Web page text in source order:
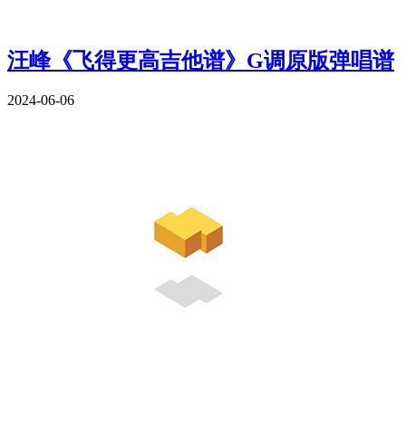
汪峰《飞得更高吉他谱》G调原版弹唱谱
2024-06-06